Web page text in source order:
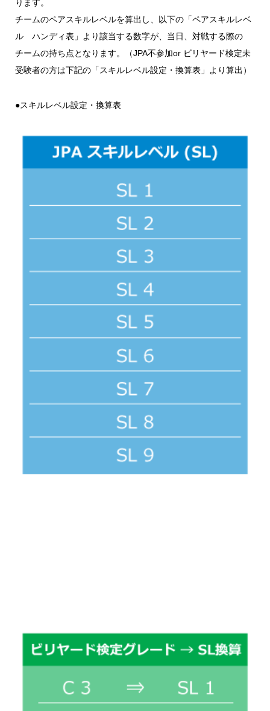
ります。
チームのペアスキルレベルを算出し、以下の「ペアスキルレベ
ル ハンディ表」より該当する数字が、当日、対戦する際の
チームの持ち点となります。（JPA不参加or ビリヤード検定未
受験者の方は下記の「スキルレベル設定・換算表」より算出）
●スキルレベル設定・換算表